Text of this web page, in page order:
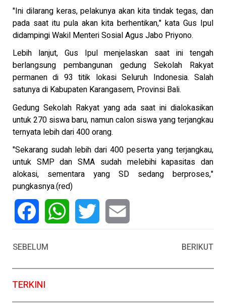
"Ini dilarang keras, pelakunya akan kita tindak tegas, dan
pada saat itu pula akan kita berhentikan," kata Gus Ipul
didampingi Wakil Menteri Sosial Agus Jabo Priyono.
Lebih lanjut, Gus Ipul menjelaskan saat ini tengah
berlangsung pembangunan gedung Sekolah Rakyat
permanen di 93 titik lokasi Seluruh Indonesia. Salah
satunya di Kabupaten Karangasem, Provinsi Bali.
Gedung Sekolah Rakyat yang ada saat ini dialokasikan
untuk 270 siswa baru, namun calon siswa yang terjangkau
ternyata lebih dari 400 orang.
"Sekarang sudah lebih dari 400 peserta yang terjangkau,
untuk SMP dan SMA sudah melebihi kapasitas dan
alokasi, sementara yang SD sedang berproses,"
pungkasnya.(red)
SEBELUM
BERIKUT
TERKINI